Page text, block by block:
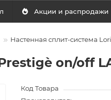
Акции и распродажи
Настенная сплит-система
on/off
Код Товара